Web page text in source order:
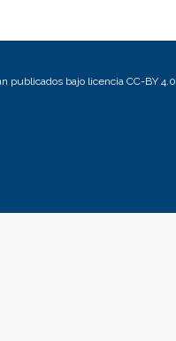
publicados bajo licencia CC-BY 4.0